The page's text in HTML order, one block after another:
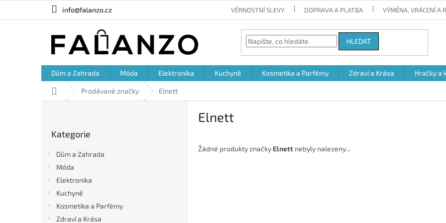
info@falanzo.cz VĚRNOSTNÍ SLEVY DOPRAVA A PLATBA VÝMĚNA, VRÁCENÍ A
HLEDAT
Dům a Zahrada Móda Elektronika Kuchyně Kosmetika a Parfémy Zdraví a Krása Hračky a
Domů Prodávané značky Elnett
kategorie
Kategorie
Dům a Zahrada
Móda
Elektronika
Kuchyně
Kosmetika a Parfémy
Zdraví a Krása
Elnett
Žádné produkty značky Elnett nebyly nalezeny...